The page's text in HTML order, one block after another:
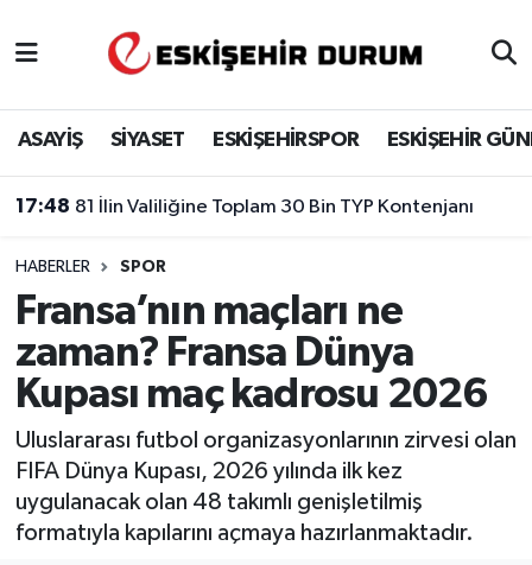
ASAYİŞ SİYASET ESKİŞEHİRSPOR ESKİŞEHİR
17:48 81 İlin Valiliğine Toplam 30 Bin TYP Kontenjanı
HABERLER SPOR
Fransa’nın maçları ne
zaman? Fransa Dünya
Kupası maç kadrosu 2026
Uluslararası futbol organizasyonlarının zirvesi olan
FIFA Dünya Kupası, 2026 yılında ilk kez
uygulanacak olan 48 takımlı genişletilmiş
formatıyla kapılarını açmaya hazırlanmaktadır.
Eskişehir Hava Durumu
Eskişehir Namaz Vakitleri
Eskişehir Trafik Yoğunluk Haritası
Süper Lig Puan Durumu ve Fikstür
Tüm Manşetler
Son Dakika Haberleri
Haber Arşivi